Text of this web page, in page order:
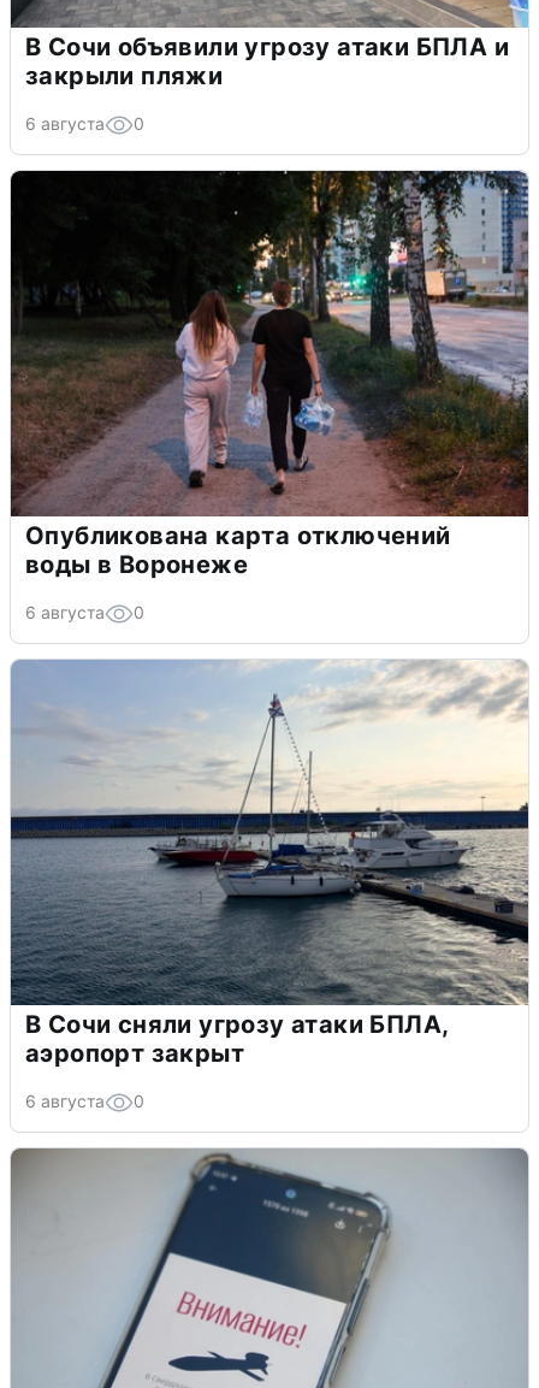
В Сочи объявили угрозу атаки БПЛА и
закрыли пляжи
6 августа 0
Опубликована карта отключений
воды в Воронеже
6 августа 0
В Сочи сняли угрозу атаки БПЛА,
аэропорт закрыт
6 августа 0